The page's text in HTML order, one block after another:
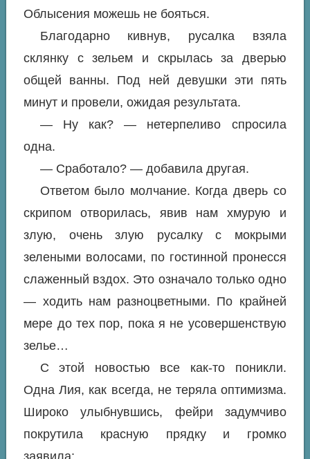
Облысения можешь не бояться.
Благодарно кивнув, русалка взяла
склянку с зельем и скрылась за дверью
общей ванны. Под ней девушки эти пять
минут и провели, ожидая результата.
— Ну как? — нетерпеливо спросила
одна.
— Сработало? — добавила другая.
Ответом было молчание. Когда дверь со
скрипом отворилась, явив нам хмурую и
злую, очень злую русалку с мокрыми
зелеными волосами, по гостинной пронесся
слаженный вздох. Это означало только одно
— ходить нам разноцветными. По крайней
мере до тех пор, пока я не усовершенствую
зелье…
С этой новостью все как-то поникли.
Одна Лия, как всегда, не теряла оптимизма.
Широко улыбнувшись, фейри задумчиво
покрутила красную прядку и громко